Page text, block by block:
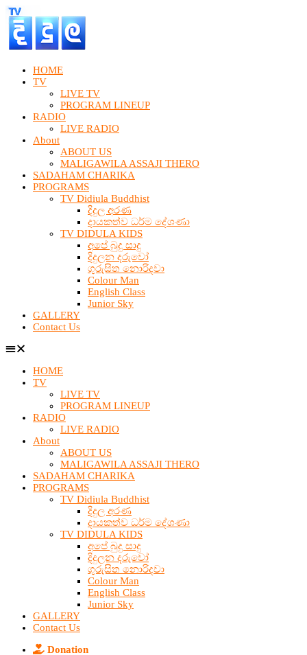
HOME
TV
LIVE TV
PROGRAM LINEUP
RADIO
LIVE RADIO
About
ABOUT US
MALIGAWILA ASSAJI THERO
SADAHAM CHARIKA
PROGRAMS
TV Didiula Buddhist
දිදුල අරණ
දායකත්ව ධර්ම දේශණා
TV DIDULA KIDS
අපේ බුදු සාදු
දිදුලන දරුවෝ
ගුරුසිත නොරිදවා
Colour Man
English Class
Junior Sky
GALLERY
Contact Us
HOME
TV
LIVE TV
PROGRAM LINEUP
RADIO
LIVE RADIO
About
ABOUT US
MALIGAWILA ASSAJI THERO
SADAHAM CHARIKA
PROGRAMS
TV Didiula Buddhist
දිදුල අරණ
දායකත්ව ධර්ම දේශණා
TV DIDULA KIDS
අපේ බුදු සාදු
දිදුලන දරුවෝ
ගුරුසිත නොරිදවා
Colour Man
English Class
Junior Sky
GALLERY
Contact Us
Donation